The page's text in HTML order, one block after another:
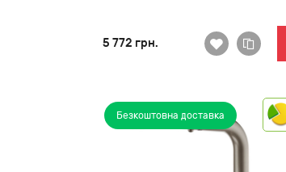
5 772 грн.
Безкоштовна доставка